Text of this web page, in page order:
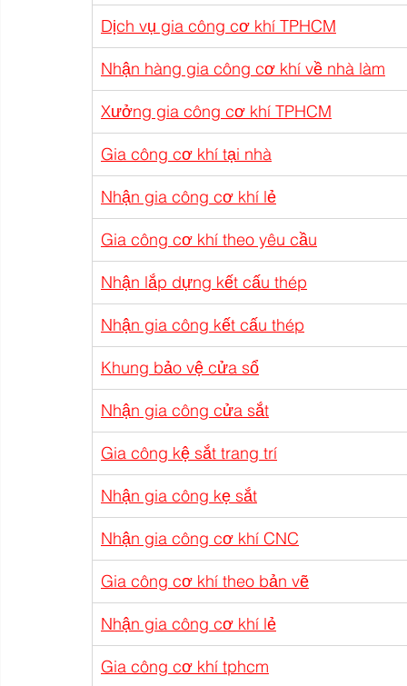
Dịch vụ gia công cơ khí TPHCM
Nhận hàng gia công cơ khí về nhà làm
Xưởng gia công cơ khí TPHCM
Gia công cơ khí tại nhà
Nhận gia công cơ khí lẻ
Gia công cơ khí theo yêu cầu
Nhận lắp dựng kết cấu thép
Nhận gia công kết cấu thép
Khung bảo vệ cửa sổ
Nhận gia công cửa sắt
Gia công kệ sắt trang trí
Nhận gia công kẹ sắt
Nhận gia công cơ khí CNC
Gia công cơ khí theo bản vẽ
Nhận gia công cơ khí lẻ
Gia công cơ khí tphcm